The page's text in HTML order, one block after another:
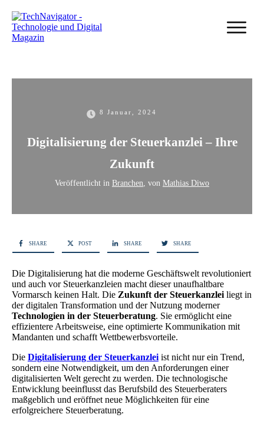
8 Januar, 2024
Digitalisierung der Steuerkanzlei – Ihre
Zukunft
Veröffentlicht in Branchen , von Mathias Diwo
SHARE POST SHARE SHARE
Die Digitalisierung hat die moderne Geschäftswelt revolutioniert
und auch vor Steuerkanzleien macht dieser unaufhaltbare
Vormarsch keinen Halt. Die Zukunft der Steuerkanzlei liegt in
der digitalen Transformation und der Nutzung moderner
Technologien in der Steuerberatung. Sie ermöglicht eine
effizientere Arbeitsweise, eine optimierte Kommunikation mit
Mandanten und schafft Wettbewerbsvorteile.
Die Digitalisierung der Steuerkanzlei ist nicht nur ein Trend,
sondern eine Notwendigkeit, um den Anforderungen einer
digitalisierten Welt gerecht zu werden. Die technologische
Entwicklung beeinflusst das Berufsbild des Steuerberaters
maßgeblich und eröffnet neue Möglichkeiten für eine
erfolgreichere Steuerberatung.